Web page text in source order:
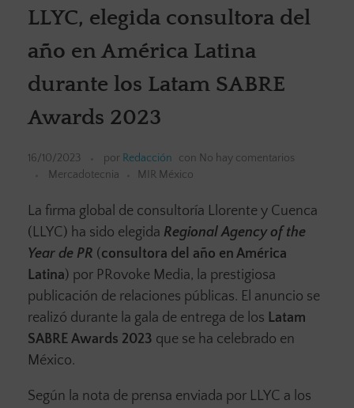
LLYC, elegida consultora del
año en América Latina
durante los Latam SABRE
Awards 2023
16/10/2023 por Redacción con No hay comentarios
Mercadotecnia
MIR México
La firma global de consultoría Llorente y Cuenca
(LLYC) ha sido elegida Regional Agency of the
Year de PR (consultora del año en América
Latina) por PRovoke Media, la prestigiosa
publicación de relaciones públicas. El anuncio se
realizó durante la gala de entrega de los Latam
SABRE Awards 2023 que se ha celebrado en
México.
Según la nota de prensa enviada por LLYC a los